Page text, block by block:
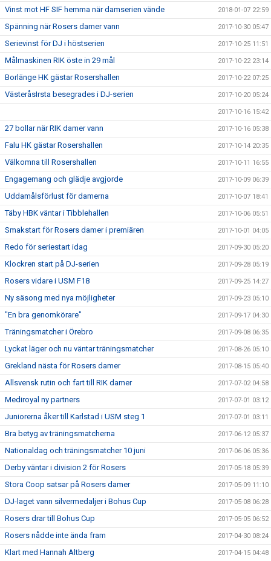
Vinst mot HF SIF hemma när damserien vände 2018-01-07 22:59
Spänning när Rosers damer vann 2017-10-30 05:47
Serievinst för DJ i höstserien 2017-10-25 11:51
Målmaskinen RIK öste in 29 mål 2017-10-22 23:14
Borlänge HK gästar Rosershallen 2017-10-22 07:25
VästeråsIrsta besegrades i DJ-serien 2017-10-20 05:24
2017-10-16 15:42
27 bollar när RIK damer vann 2017-10-16 05:38
Falu HK gästar Rosershallen 2017-10-14 20:35
Välkomna till Rosershallen 2017-10-11 16:55
Engagemang och glädje avgjorde 2017-10-09 06:39
Uddamålsförlust för damerna 2017-10-07 18:41
Täby HBK väntar i Tibblehallen 2017-10-06 05:51
Smakstart för Rosers damer i premiären 2017-10-01 04:05
Redo för seriestart idag 2017-09-30 05:20
Klockren start på DJ-serien 2017-09-28 05:19
Rosers vidare i USM F18 2017-09-25 14:27
Ny säsong med nya möjligheter 2017-09-23 05:10
"En bra genomkörare" 2017-09-17 04:30
Träningsmatcher i Örebro 2017-09-08 06:35
Lyckat läger och nu väntar träningsmatcher 2017-08-26 05:10
Grekland nästa för Rosers damer 2017-08-15 05:40
Allsvensk rutin och fart till RIK damer 2017-07-02 04:58
Mediroyal ny partners 2017-07-01 03:12
Juniorerna åker till Karlstad i USM steg 1 2017-07-01 03:11
Bra betyg av träningsmatcherna 2017-06-12 05:37
Nationaldag och träningsmatcher 10 juni 2017-06-06 05:36
Derby väntar i division 2 för Rosers 2017-05-18 05:39
Stora Coop satsar på Rosers damer 2017-05-09 11:10
DJ-laget vann silvermedaljer i Bohus Cup 2017-05-08 06:28
Rosers drar till Bohus Cup 2017-05-05 06:52
Rosers nådde inte ända fram 2017-04-30 08:24
Klart med Hannah Altberg 2017-04-15 04:48